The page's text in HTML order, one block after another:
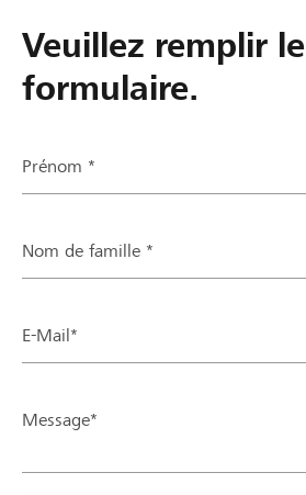
Veuillez remplir le
formulaire.
Prénom *
Nom de famille *
E-Mail*
Message*